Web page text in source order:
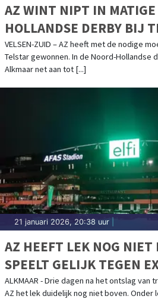
AZ WINT NIPT IN MATIGE
HOLLANDSE DERBY BIJ
VELSEN-ZUID – AZ heeft met de nodige
Telstar gewonnen. In de Noord-Hollandse
Alkmaar net aan tot [...]
21 januari 2026, 20:38 uur
AZ HEEFT LEK NOG NIET
SPEELT GELIJK TEGEN
ALKMAAR - Drie dagen na het ontslag van
AZ het lek duidelijk nog niet boven. Onder